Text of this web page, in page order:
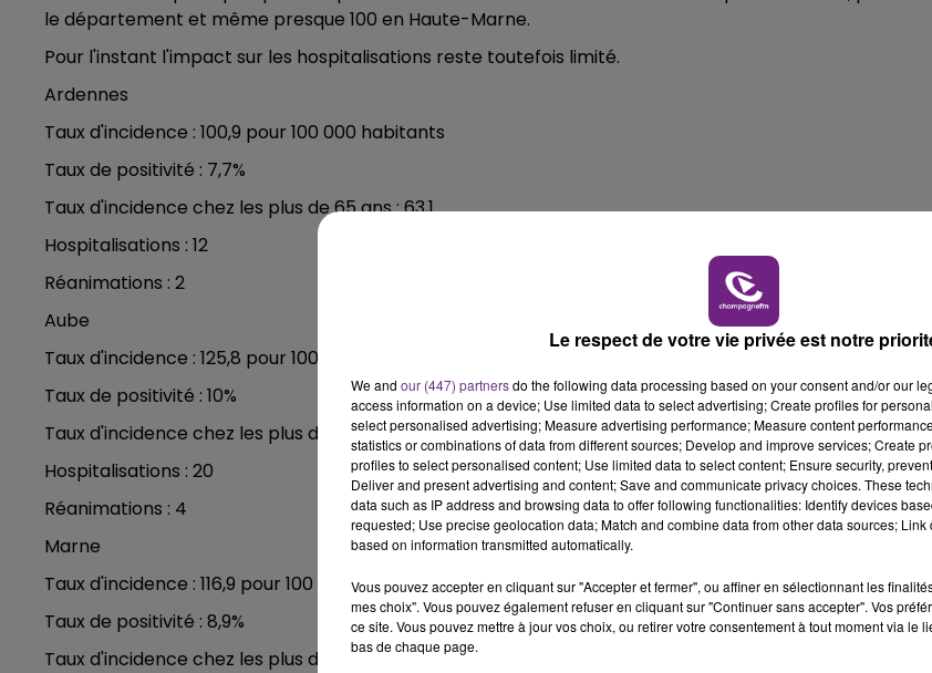
16h00 - 20h00
LE WEEK-END CHAMPAGNE FM
le département et même presque 100 en Haute-Marne.
Pour l'instant l'impact sur les hospitalisations reste toutefois limité.
Ardennes
Taux d'incidence : 100,9 pour 100 000 habitants
Taux de positivité : 7,7%
Taux d'incidence chez les plus de 65 ans : 63,1
Hospitalisations : 12
Réanimations : 2
Aube
Taux d'incidence : 125,8 pour 100 000 habitants
Taux de positivité : 10%
Taux d'incidence chez les plus de 65 ans : 89,3
Hospitalisations : 20
Réanimations : 4
Marne
Taux d'incidence : 116,9 pour 100 000 habitants
Taux de positivité : 8,9%
Taux d'incidence chez les plus de 65 ans : 60,1
FM BEST OF
11h00 - 16h00
Le week-end Champagne
Le respect de votre vie privée est notre
We and our (447) partnersdo the following data processing based on your consent and/or our
access information on a device; Use limited data to select advertising; Create profiles for
select personalised advertising; Measure advertising performance; Measure content
statistics or combinations of data from different sources; Develop and improve services; Create
profiles to select personalised content; Use limited data to select content; Ensure security,
Deliver and present advertising and content; Save and communicate privacy choices. These
data such as IP address and browsing data to offer following functionalities: Identify devices
requested; Use precise geolocation data; Match and combine data from other data sources;
based on information transmitted automatically.
Vous pouvez accepter en cliquant sur "Accepter et fermer", ou affiner en sélectionnant les
mes choix". Vous pouvez également refuser en cliquant sur "Continuer sans accepter". Vos
ce site. Vous pouvez mettre à jour vos choix, ou retirer votre consentement à tout moment via le
bas de chaque page.